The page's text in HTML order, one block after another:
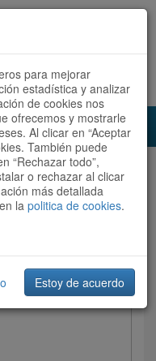
Español | Català
por:Más recientes
para mejorar
estadística y analizar
de cookies nos
ofrecemos y mostrarle
Al clicar en “Aceptar
También puede
“Rechazar todo”,
o rechazar al clicar
más detallada
lapolitica de cookies.
Estoy de acuerdo